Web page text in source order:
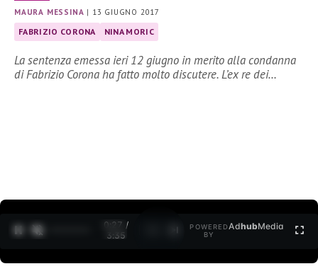
MAURA MESSINA | 13 GIUGNO 2017
FABRIZIO CORONA NINA MORIC
La sentenza emessa ieri 12 giugno in merito alla condanna
di Fabrizio Corona ha fatto molto discutere. L’ex re dei…
0:27 /
3:35
POWERED
BY
AdhubMedia